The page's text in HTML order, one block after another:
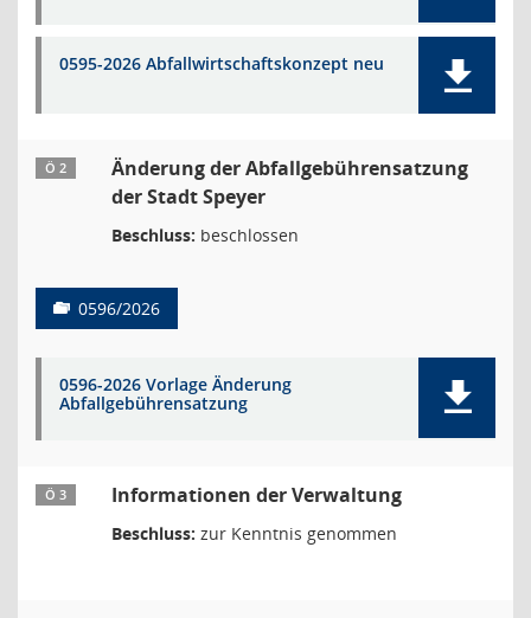
0595-2026 Abfallwirtschaftskonzept neu
Ö 2
Änderung der Abfallgebührensatzung
der Stadt Speyer
Beschluss: beschlossen
0596/2026
0596-2026 Vorlage Änderung
Abfallgebührensatzung
Ö 3 Informationen der Verwaltung
Beschluss: zur Kenntnis genommen